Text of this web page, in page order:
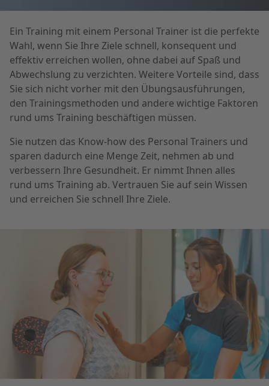
Ein Training mit einem Personal Trainer ist die perfekte
Wahl, wenn Sie Ihre Ziele schnell, konsequent und
effektiv erreichen wollen, ohne dabei auf Spaß und
Abwechslung zu verzichten. Weitere Vorteile sind, dass
Sie sich nicht vorher mit den Übungsausführungen,
den Trainingsmethoden und andere wichtige Faktoren
rund ums Training beschäftigen müssen.
Sie nutzen das Know-how des Personal Trainers und
sparen dadurch eine Menge Zeit, nehmen ab und
verbessern Ihre Gesundheit. Er nimmt Ihnen alles
rund ums Training ab. Vertrauen Sie auf sein Wissen
und erreichen Sie schnell Ihre Ziele.